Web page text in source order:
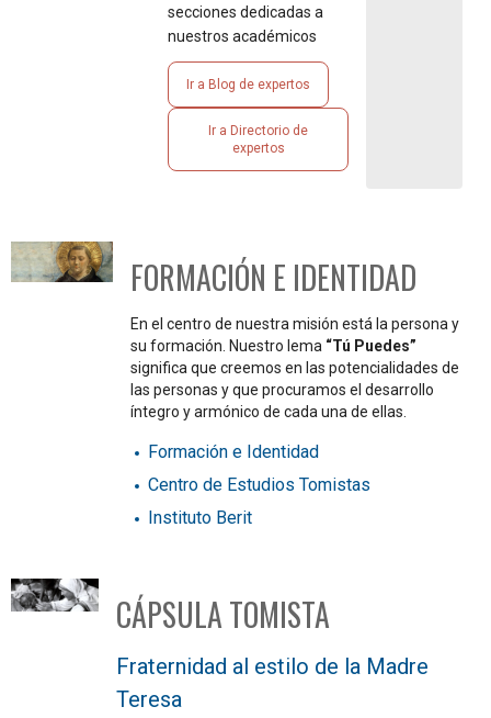
secciones dedicadas a
nuestros académicos
Ir a Blog de expertos
Ir a Directorio de
expertos
FORMACIÓN E IDENTIDAD
En el centro de nuestra misión está la persona y
su formación. Nuestro lema “Tú Puedes”
significa que creemos en las potencialidades de
las personas y que procuramos el desarrollo
íntegro y armónico de cada una de ellas.
Formación e Identidad
Centro de Estudios Tomistas
Instituto Berit
CÁPSULA TOMISTA
Fraternidad al estilo de la Madre
Teresa